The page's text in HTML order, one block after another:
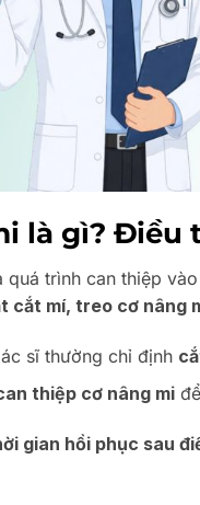
là gì? Điều
trình can thiệp
cắt mí, treo cơ nâng
sĩ thường chỉ định
thiệp cơ nâng miđể
gian hồi phục sau